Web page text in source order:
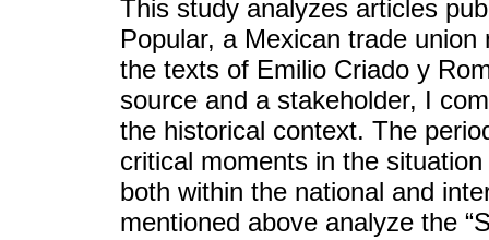
This study analyzes articles
Popular, a Mexican trade
the texts of Emilio Criado y
source and a stakeholder, I
the historical context. The
critical moments in the
both within the national and
mentioned above analyze the